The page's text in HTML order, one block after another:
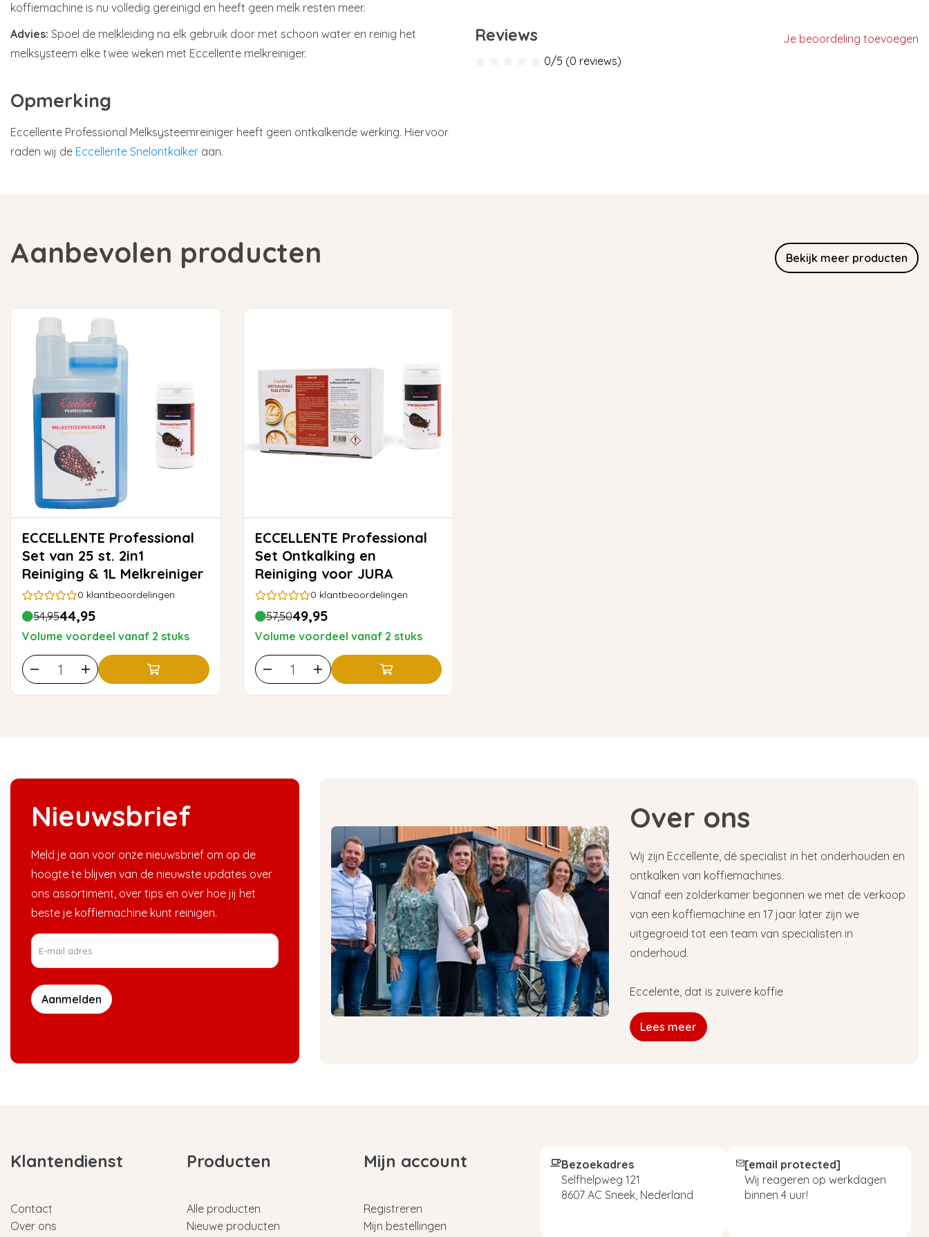
koffiemachine is nu volledig gereinigd en heeft geen melk resten meer.
Advies: Spoel de melkleiding na elk gebruik door met schoon water en reinig het
melksysteem elke twee weken met Eccellente melkreiniger.
Opmerking
Eccellente Professional Melksysteemreiniger heeft geen ontkalkende werking. Hiervoor
raden wij de Eccellente Snelontkalker aan.
Reviews
Je beoordeling toevoegen
0/5 (0 reviews)
Aanbevolen producten Bekijk meer producten
ECCELLENTE Professional
Set van 25 st. 2in1
Reiniging & 1L Melkreiniger
0 klantbeoordelingen
54,9544,95
Volume voordeel vanaf 2 stuks
ECCELLENTE Professional
Set Ontkalking en
Reiniging voor JURA
0 klantbeoordelingen
57,5049,95
Volume voordeel vanaf 2 stuks
Nieuwsbrief
Meld je aan voor onze nieuwsbrief om op de
hoogte te blijven van de nieuwste updates over
ons assortiment, over tips en over hoe jij het
beste je koffiemachine kunt reinigen.
Aanmelden
Over ons
Wij zijn Eccellente, dé specialist in het onderhouden en
ontkalken van koffiemachines.
Vanaf een zolderkamer begonnen we met de verkoop
van een koffiemachine en 17 jaar later zijn we
uitgegroeid tot een team van specialisten in
onderhoud.
Eccelente, dat is zuivere koffie
Lees meer
Klantendienst
Contact
Over ons
Producten
Alle producten
Nieuwe producten
Mijn account
Registreren
Mijn bestellingen
Bezoekadres
Selfhelpweg 121
8607 AC Sneek, Nederland
[email protected]
Wij reageren op werkdagen
binnen 4 uur!